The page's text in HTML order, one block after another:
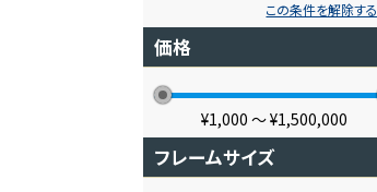
この条件を解除する
価格
¥1,000 〜¥1,500,000
フレームサイズ